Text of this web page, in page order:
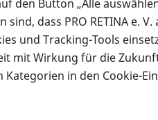
den Button „Alle
dass PRO RETINA e.
und Tracking-Tools
mit Wirkung für die
Kategorien in den Cookie-